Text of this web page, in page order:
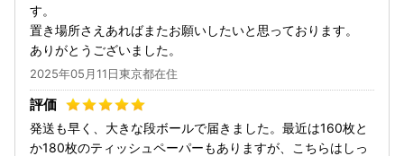
す。
置き場所さえあればまたお願いしたいと思っております。
ありがとうございました。
2025年05月11日東京都在住
発送も早く、大きな段ボールで届きました。最近は160枚と
か180枚のティッシュペーパーもありますが、こちらはしっ